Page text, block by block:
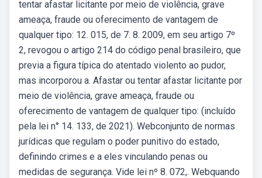
tentar afastar licitante por meio de violência, grave
ameaça, fraude ou oferecimento de vantagem de
qualquer tipo: 12. 015, de 7. 8. 2009, em seu artigo 7º
2, revogou o artigo 214 do código penal brasileiro, que
previa a figura típica do atentado violento ao pudor,
mas incorporou a. Afastar ou tentar afastar licitante por
meio de violência, grave ameaça, fraude ou
oferecimento de vantagem de qualquer tipo: (incluído
pela lei n° 14. 133, de 2021). Webconjunto de normas
jurídicas que regulam o poder punitivo do estado,
definindo crimes e a eles vinculando penas ou
medidas de segurança. Vide lei nº 8. 072,. Webquando